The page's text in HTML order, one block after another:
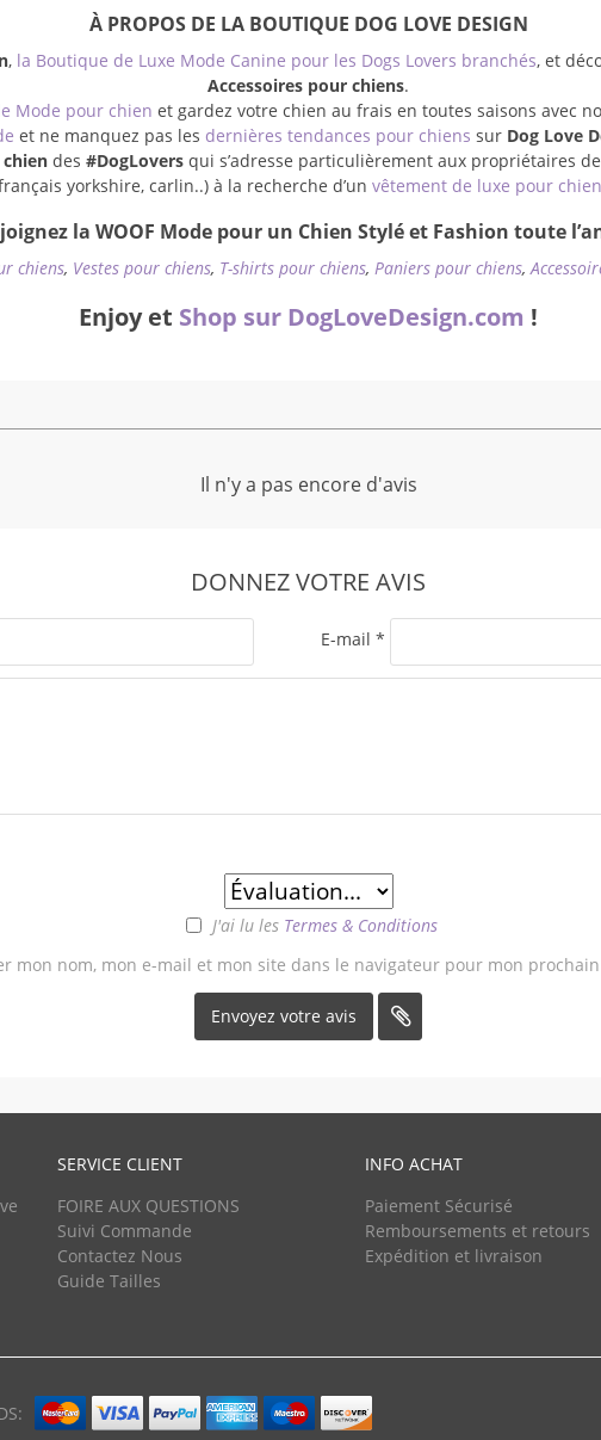
À PROPOS DE LA BOUTIQUE DOG LOVE DESIGN
, la Boutique de Luxe Mode Canine pour les Dogs Lovers branchés, et
Accessoires pour chiens.
Mode pour chien et gardez votre chien au frais en toutes saisons avec
et ne manquez pas les dernières tendances pour chiens sur Dog Love
des #DogLoversqui s’adresse particulièrement aux propriétaires
yorkshire, carlin..) à la recherche d’un vêtement de luxe pour
la WOOF Mode pour un Chien Stylé et Fashion toute
chiens, Vestes pour chiens, T-shirts pour chiens,Paniers pour chiens,
Enjoy et Shop sur DogLoveDesign.com !
Il n'y a pas encore d'avis
DONNEZ VOTRE AVIS
J'ai lu les Termes & Conditions
E-mail *
mon nom, mon e-mail et mon site dans le navigateur pour mon
SERVICE CLIENT
FOIRE AUX QUESTIONS
Suivi Commande
Contactez Nous
Guide Tailles
INFO ACHAT
Paiement Sécurisé
Remboursements et retours
Expédition et livraison